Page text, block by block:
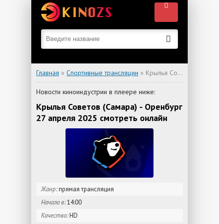
Главная » Спортивные трансляции » Крылья Советов (Самара) - Оренбург
Новости киноиндустрии в плеере ниже:
Крылья Советов (Самара) - Оренбург
27 апреля 2025 смотреть онлайн
Жанр:прямая трансляция
Начало в:14:00
Качество:HD